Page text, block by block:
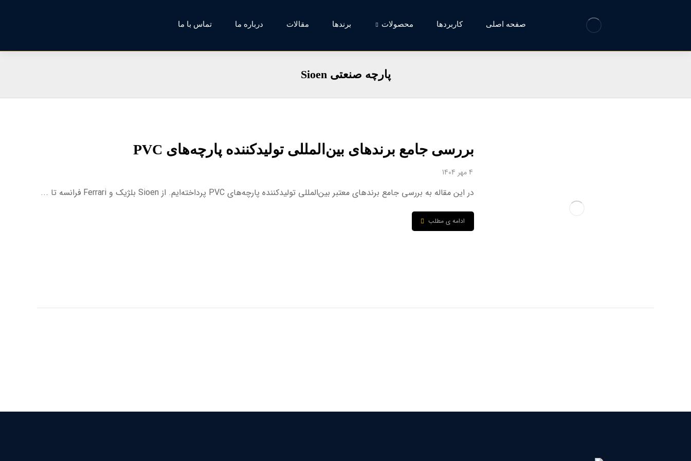
صفحه اصلی کاربردها محصولات برندها مقالات درباره ما تماس با ما
پارچه صنعتی Sioen
بررسی جامع برندهای بین‌المللی تولیدکننده پارچه‌های PVC
4 مهر 1404
در این مقاله به بررسی جامع برندهای معتبر بین‌المللی تولیدکننده پارچه‌های PVC پرداخته‌ایم. از Sioen بلژیک و Ferrari فرانسه تا ...
ادامه ی مطلب